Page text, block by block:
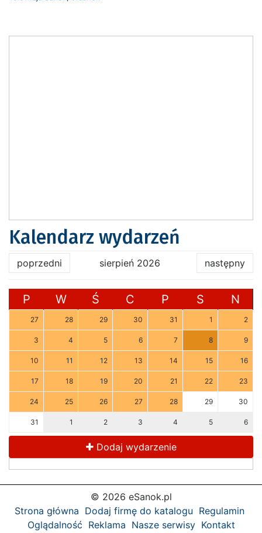
Kalendarz wydarzeń
poprzedni sierpień 2026 następny
P W Ś C P S N
27 28 29 30 31 1 2
3 4 5 6 7 8 9
10 11 12 13 14 15 16
17 18 19 20 21 22 23
24 25 26 27 28 29 30
31 1 2 3 4 5 6
Dodaj wydarzenie
© 2026 eSanok.pl
Strona główna Dodaj firmę do katalogu Regulamin
Oglądalność Reklama Nasze serwisy Kontakt